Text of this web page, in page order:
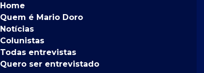
Home
Quem é Mario Doro
Notícias
Colunistas
Todas entrevistas
Quero ser entrevistado